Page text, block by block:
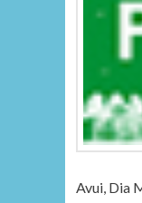
Avui, Dia